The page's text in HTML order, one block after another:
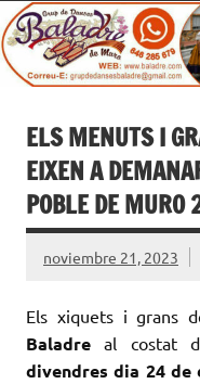
ELS MENUTS I
EIXEN A
POBLE DE
noviembre 21, 2023
Els xiquets i grans
Baladreal costat
divendres dia 24 de